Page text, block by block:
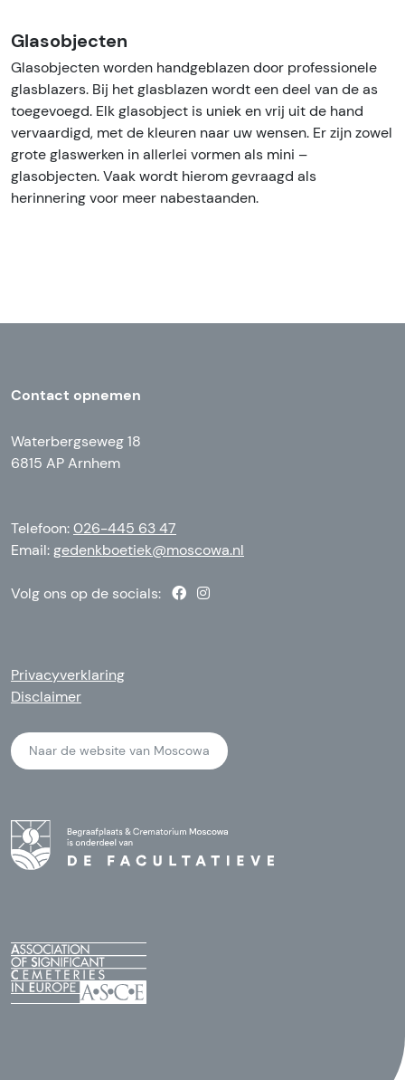
Glasobjecten
Glasobjecten worden handgeblazen door professionele
glasblazers. Bij het glasblazen wordt een deel van de as
toegevoegd. Elk glasobject is uniek en vrij uit de hand
vervaardigd, met de kleuren naar uw wensen. Er zijn zowel
grote glaswerken in allerlei vormen als mini –
glasobjecten. Vaak wordt hierom gevraagd als
herinnering voor meer nabestaanden.
Contact opnemen
Waterbergseweg 18
6815 AP Arnhem
Telefoon:026-445 63 47
Email:gedenkboetiek@moscowa.nl
Volg ons op de socials:
Privacyverklaring
Disclaimer
Naar de website van Moscowa